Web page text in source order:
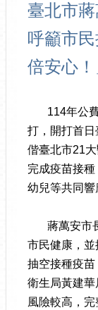
臺北市
呼籲市
倍安心！
114年公費
打，開打首
偕臺北市21
完成疫苗接
幼兒等共同響
蔣萬安市長
市民健康，
抽空接種疫苗
衛生局黃建
風險較高，